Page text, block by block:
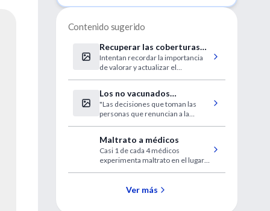
Contenido sugerido
Recuperar las coberturas
de vacunación en niños y
embarazadas
Intentan recordar la importancia
de valorar y actualizar el
Los no vacunados
aumentan el riesgo de
SARS-CoV-2 para los
vacunados
"Las decisiones que toman las
personas que renuncian a la
riesgo entre quienes sí se
vacunan".
Maltrato a médicos
Casi 1 de cada 4 médicos
experimenta maltrato en el lugar
Ver más